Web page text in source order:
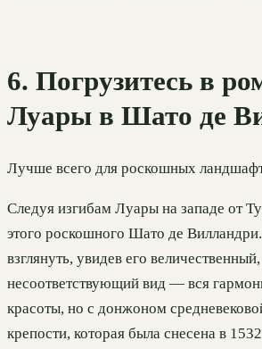
6. Погрузитесь в
Луары в Шато де
Лучше всего для роскошных
Следуя изгибам Луары на западе от
этого роскошного Шато де
взглянуть, увидев его
несоответствующий вид — вся
красоты, но с донжоном
крепости, которая была снесена в